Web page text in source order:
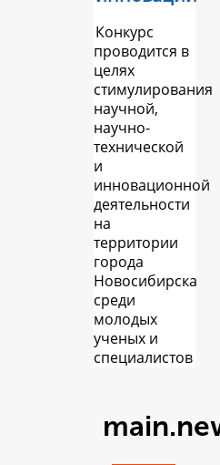
Конкурс
проводится в
целях
стимулирования
научной,
научно-
технической
и
инновационной
деятельности
на
территории
города
Новосибирска
среди
молодых
ученых и
специалистов